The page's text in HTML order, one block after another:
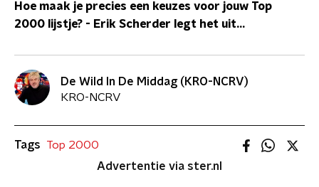
Hoe maak je precies een keuzes voor jouw Top
2000 lijstje? - Erik Scherder legt het uit...
De Wild In De Middag (KRO-NCRV)
KRO-NCRV
Tags
Top 2000
Advertentie via ster.nl